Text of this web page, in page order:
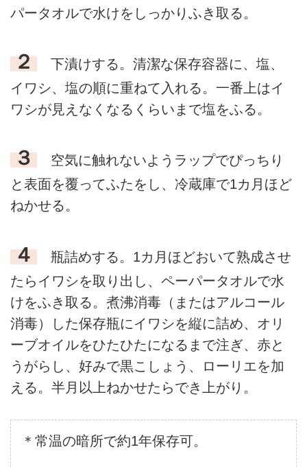
パータオルで水けをしっかりふき取る。
２
下漬けする。清潔な保存容器に、塩、
イワシ、塩の順に重ねて入れる。一番上はイ
ワシが見えなくなるくらいまで塩をふる。
３
空気に触れないようラップでぴっちり
と表面を覆ってふたをし、冷蔵庫で1カ月ほど
ねかせる。
４
瓶詰めする。1カ月ほどおいて熟成させ
たらイワシを取り出し、ペーパータオルで水
けをふき取る。煮沸消毒（またはアルコール
消毒）した保存瓶にイワシを縦に詰め、オリ
ーブオイルをひたひたになるまで注ぎ、赤と
うがらし、好みで黒こしょう、ローリエを加
える。半月以上ねかせたらでき上がり。
＊常温の暗所で約1年保存可。